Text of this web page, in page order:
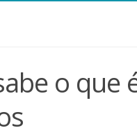
o que